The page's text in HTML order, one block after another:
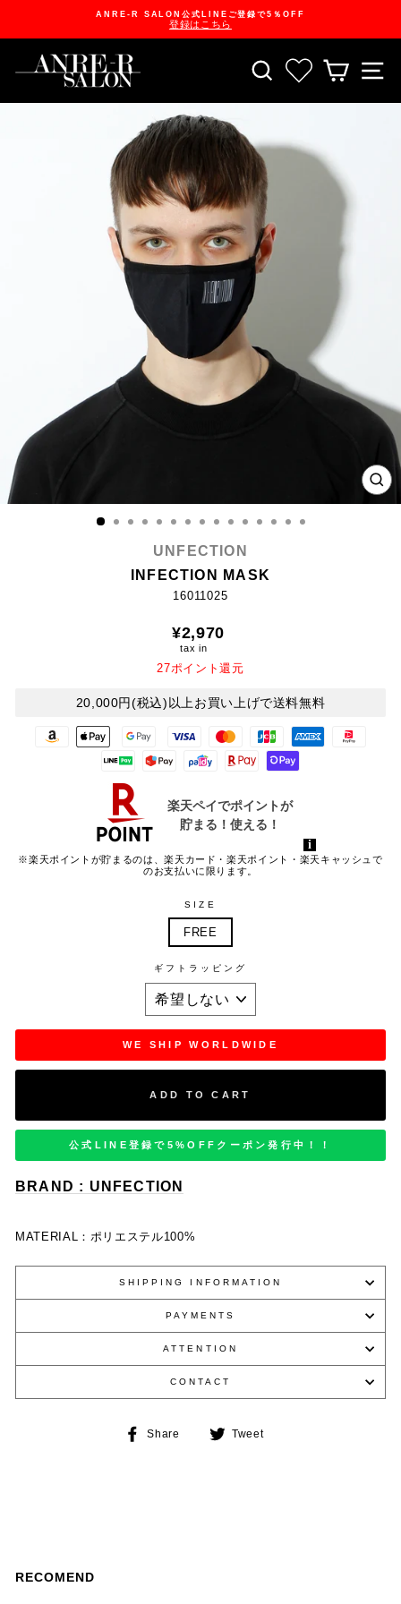
ANRE-R SALON公式LINEご登録で5％OFF
登録はこちら
SEARCHお気に入り一
CART
UNFECTION
INFECTION MASK
16011025
Regular
price
¥2,970
tax in
27ポイント還元
20,000円(税込)以上お買い上げで送料無料
※楽天ポイントが貯まるのは、楽天カード・楽天ポイント・楽天キャッシュで
のお支払いに限ります。
SIZE
FREE
ギフトラッピング
WE SHIP WORLDWIDE
ADD TO CART
公式LINE登録で5%OFFクーポン発行中！！
BRAND : UNFECTION
MATERIAL： ポリエステル100%
SHIPPING INFORMATION
PAYMENTS
ATTENTION
CONTACT
Share
Share Tweet
RECOMEND